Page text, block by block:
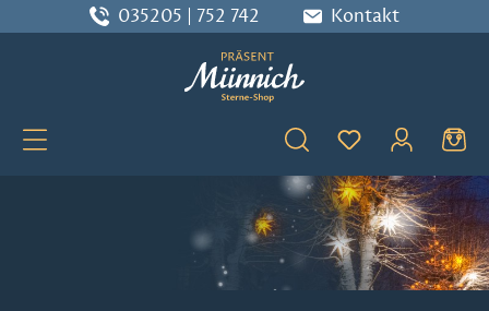
Zum Hauptinhalt springen
035205 | 752 742 Kontakt
Du hast 0